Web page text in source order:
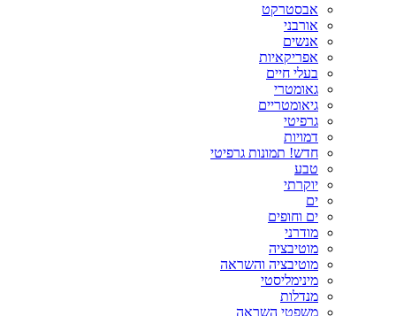
אבסטרקט
אורבני
אנשים
אפריקאיות
בעלי חיים
גאומטרי
גיאומטריים
גרפיטי
דמויות
חדש! תמונות גרפיטי
טבע
יוקרתי
ים
ים וחופים
מודרני
מוטיבציה
מוטיבציה והשראה
מינימליסטי
מנדלות
משפטי השראה